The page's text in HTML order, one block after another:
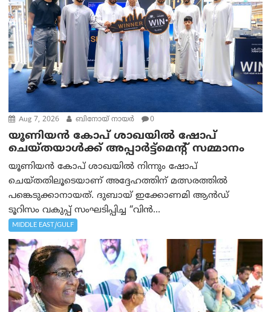
Aug 7, 2026 ബിനോയ് നായര്‍ 0
യൂണിയൻ കോപ് ശാഖയിൽ ഷോപ്
ചെയ്തയാൾക്ക് അപ്പാർട്ട്മെന്റ് സമ്മാനം
യൂണിയൻ കോപ് ശാഖയിൽ നിന്നും ഷോപ്
ചെയ്തതിലൂടെയാണ് അദ്ദേഹത്തിന് മത്സരത്തിൽ
പങ്കെടുക്കാനായത്. ദുബായ് ഇക്കോണമി ആൻഡ്
ടൂറിസം വകുപ്പ് സംഘടിപ്പിച്ച “വിൻ...
MIDDLE EAST/GULF